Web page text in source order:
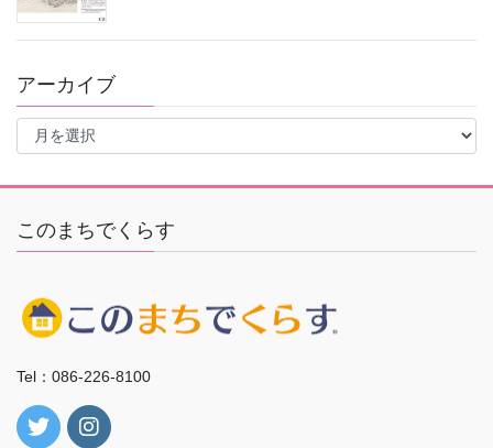
アーカイブ
ア
イ
このまちでくらす
Tel：086-226-8100